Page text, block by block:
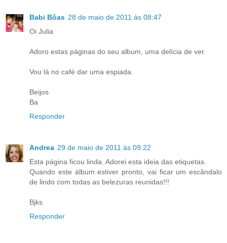
Babi Bôas 28 de maio de 2011 às 08:47
Oi Julia
Adoro estas páginas do seu album, uma delícia de ver.
Vou lá no café dar uma espiada.
Beijos
Ba
Responder
Andrea 29 de maio de 2011 às 09:22
Esta página ficou linda. Adorei esta ideia das etiquetas.
Quando este álbum estiver pronto, vai ficar um escândalo
de lindo com todas as belezuras reunidas!!!
Bjks
Responder